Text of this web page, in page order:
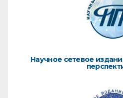
Научное сетевое